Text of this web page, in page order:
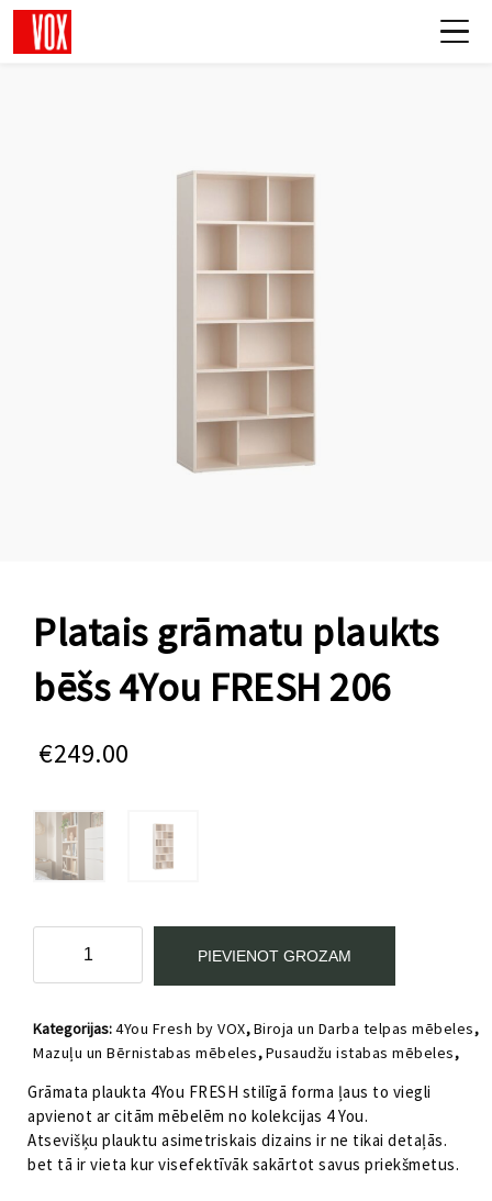
Platais grāmatu plaukts
bēšs 4You FRESH 206
€249.00
grāmatu
plaukts
4You
FRESH
206
daudzums
PIEVIENOT GROZAM
Kategorijas:4You Fresh by VOX,Biroja un Darba telpas mēbeles,
Mazuļu un Bērnistabas mēbeles,Pusaudžu istabas mēbeles,
Grāmata plaukta 4You FRESH stilīgā forma ļaus to viegli
apvienot ar citām mēbelēm no kolekcijas 4 You.
Atsevišķu plauktu asimetriskais dizains ir ne tikai detaļās.
bet tā ir vieta kur visefektīvāk sakārtot savus priekšmetus.